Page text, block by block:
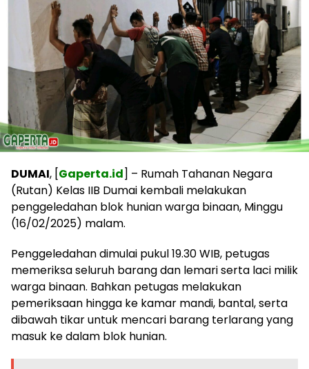
DUMAI, [Gaperta.id] – Rumah Tahanan Negara
(Rutan) Kelas IIB Dumai kembali melakukan
penggeledahan blok hunian warga binaan, Minggu
(16/02/2025) malam.
Penggeledahan dimulai pukul 19.30 WIB, petugas
memeriksa seluruh barang dan lemari serta laci milik
warga binaan. Bahkan petugas melakukan
pemeriksaan hingga ke kamar mandi, bantal, serta
dibawah tikar untuk mencari barang terlarang yang
masuk ke dalam blok hunian.